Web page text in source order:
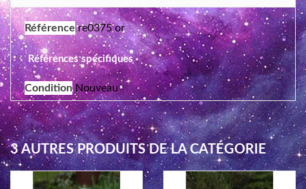
Référence re0375 or
Références spécifiques
Condition Nouveau
3 AUTRES PRODUITS DE LA CATÉGORIE